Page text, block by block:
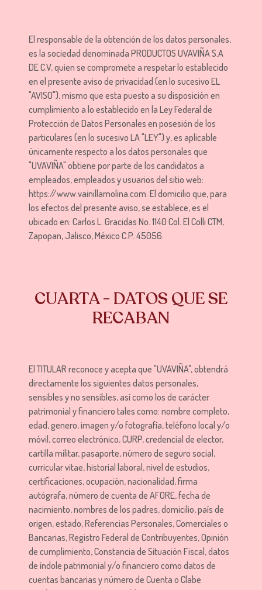
El responsable de la obtención de los datos personales,
es la sociedad denominada PRODUCTOS UVAVIÑA S.A
DE C.V, quien se compromete a respetar lo establecido
en el presente aviso de privacidad (en lo sucesivo EL
"AVISO"), mismo que esta puesto a su disposición en
cumplimiento a lo establecido en la Ley Federal de
Protección de Datos Personales en posesión de los
particulares (en lo sucesivo LA "LEY") y, es aplicable
únicamente respecto a los datos personales que
"UVAVIÑA" obtiene por parte de los candidatos a
empleados, empleados y usuarios del sitio web:
https://www.vainillamolina.com. El domicilio que, para
los efectos del presente aviso, se establece, es el
ubicado en: Carlos L. Gracidas No. 1140 Col. El Colli CTM,
Zapopan, Jalisco, México C.P. 45056.
CUARTA - DATOS QUE SE
RECABAN
El TITULAR reconoce y acepta que "UVAVIÑA", obtendrá
directamente los siguientes datos personales,
sensibles y no sensibles, así como los de carácter
patrimonial y financiero tales como: nombre completo,
edad, genero, imagen y/o fotografía, teléfono local y/o
móvil, correo electrónico, CURP, credencial de elector,
cartilla militar, pasaporte, número de seguro social,
curricular vitae, historial laboral, nivel de estudios,
certificaciones, ocupación, nacionalidad, firma
autógrafa, número de cuenta de AFORE, fecha de
nacimiento, nombres de los padres, domicilio, país de
origen, estado, Referencias Personales, Comerciales o
Bancarias, Registro Federal de Contribuyentes, Opinión
de cumplimiento, Constancia de Situación Fiscal, datos
de índole patrimonial y/o financiero como datos de
cuentas bancarias y número de Cuenta o Clabe